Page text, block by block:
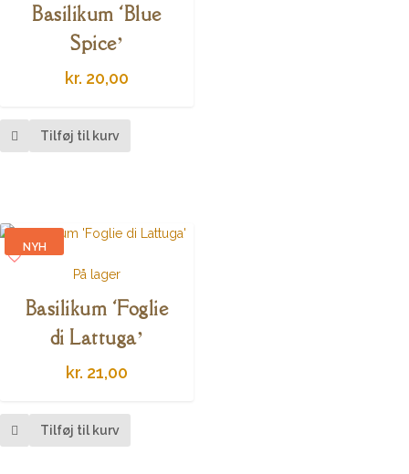
Basilikum ‘Blue
Spice’
kr. 20,00
Tilføj til kurv
NYH
På lager
Basilikum ‘Foglie
di Lattuga’
kr. 21,00
Tilføj til kurv